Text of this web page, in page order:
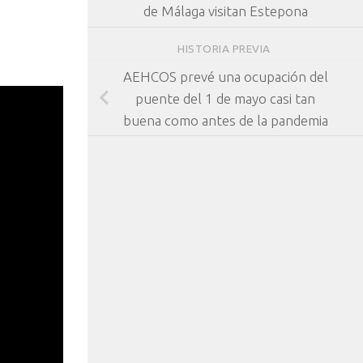
de Málaga visitan Estepona
HISTORIA PREVIA
AEHCOS prevé una ocupación del
puente del 1 de mayo casi tan
buena como antes de la pandemia